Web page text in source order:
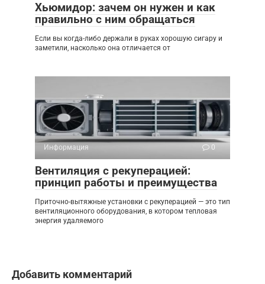
Хьюмидор: зачем он нужен и как
правильно с ним обращаться
Если вы когда-либо держали в руках хорошую сигару и
заметили, насколько она отличается от
Информация 0
Вентиляция с рекуперацией:
принцип работы и преимущества
Приточно-вытяжные установки с рекуперацией — это тип
вентиляционного оборудования, в котором тепловая
энергия удаляемого
Добавить комментарий